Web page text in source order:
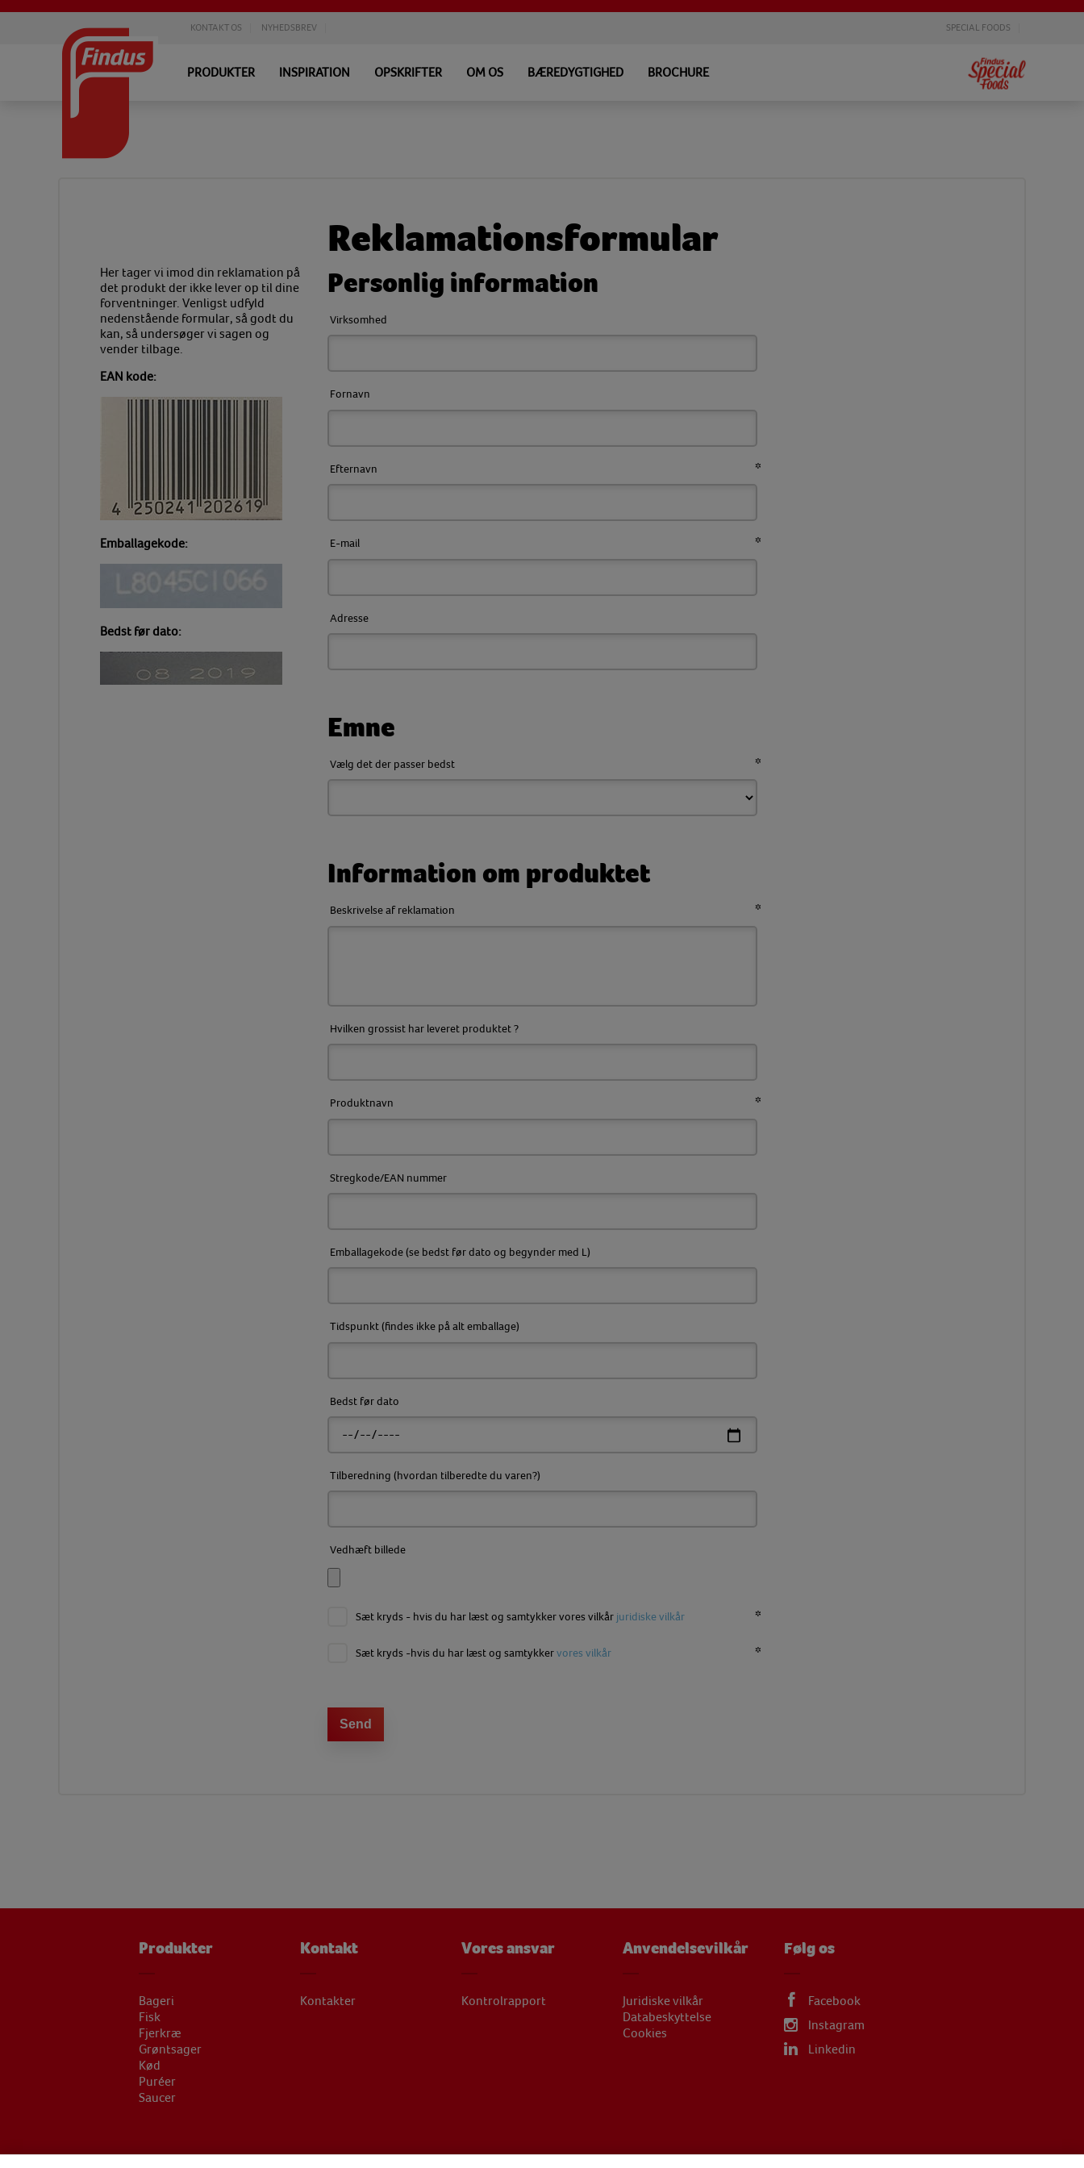
KONTAKT OS NYHEDSBREV SPECIAL FOODS
PRODUKTER INSPIRATION OPSKRIFTER OM OS BÆREDYGTIGHED BROCHURE
Her tager vi imod din reklamation på
det produkt der ikke lever op til dine
forventninger. Venligst udfyld
nedenstående formular, så godt du
kan, så undersøger vi sagen og
vender tilbage.
EAN kode:
Emballagekode:
Bedst før dato:
Reklamationsformular
Personlig information
Virksomhed
Fornavn
Efternavn
E-mail
Adresse
Emne
Vælg det der passer bedst
Information om produktet
Beskrivelse af reklamation
Hvilken grossist har leveret produktet ?
Produktnavn
Stregkode/EAN nummer
Emballagekode (se bedst før dato og begynder med L)
Tidspunkt (findes ikke på alt emballage)
Bedst før dato
Tilberedning (hvordan tilberedte du varen?)
Vedhæft billede
Sæt kryds - hvis du har læst og samtykker vores vilkår juridiske vilkår
Sæt kryds -hvis du har læst og samtykker vores vilkår
Produkter
Bageri
Fisk
Fjerkræ
Grøntsager
Kød
Puréer
Saucer
Kontakt
Kontakter
Vores ansvar
Kontrolrapport
Anvendelsevilkår
Juridiske vilkår
Databeskyttelse
Cookies
Følg os
Facebook
Instagram
Linkedin